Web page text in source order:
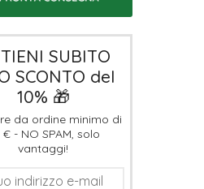
SUBITO
SCONTO del
10% 🎁
da ordine minimo di
€ - NO SPAM, solo
vantaggi!